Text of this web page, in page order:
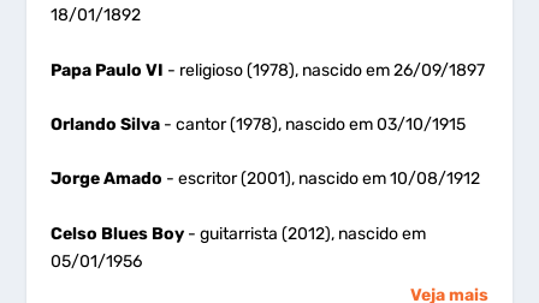
18/01/1892
Papa Paulo VI - religioso (1978), nascido em 26/09/1897
Orlando Silva - cantor (1978), nascido em 03/10/1915
Jorge Amado - escritor (2001), nascido em 10/08/1912
Celso Blues Boy - guitarrista (2012), nascido em
05/01/1956
Veja mais